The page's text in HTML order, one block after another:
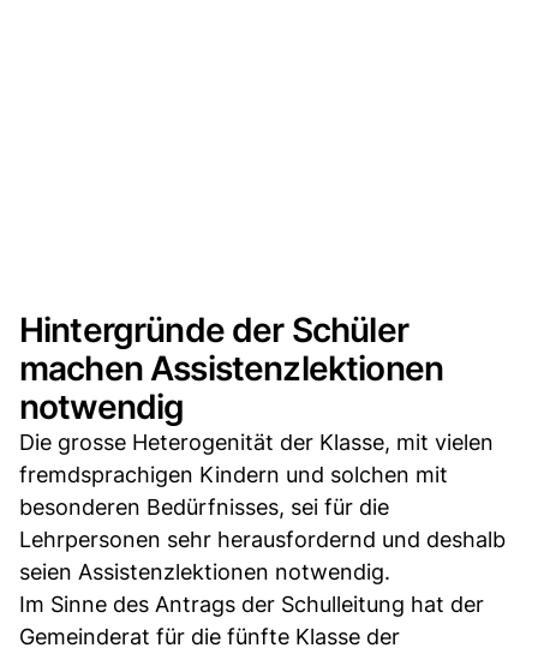
Hintergründe der Schüler
machen Assistenzlektionen
notwendig
Die grosse Heterogenität der Klasse, mit vielen
fremdsprachigen Kindern und solchen mit
besonderen Bedürfnisses, sei für die
Lehrpersonen sehr herausfordernd und deshalb
seien Assistenzlektionen notwendig.
Im Sinne des Antrags der Schulleitung hat der
Gemeinderat für die fünfte Klasse der